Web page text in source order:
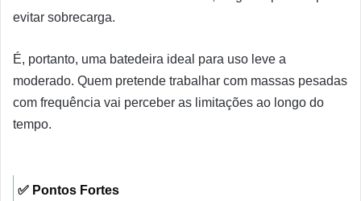
evitar sobrecarga.
É, portanto, uma batedeira ideal para uso leve a
moderado. Quem pretende trabalhar com massas pesadas
com frequência vai perceber as limitações ao longo do
tempo.
✅ Pontos Fortes